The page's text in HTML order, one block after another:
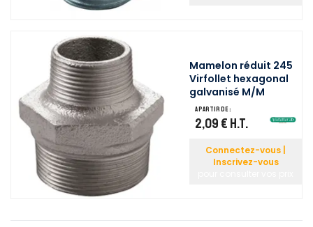
Mamelon réduit 245
Virfollet hexagonal
galvanisé M/M
A partir de :
2,09 € H.T.
Connectez-vous |
Inscrivez-vous